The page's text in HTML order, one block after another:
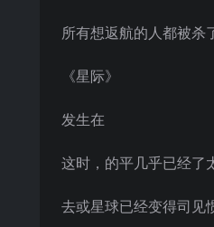
所有想返航的人都被杀
《星际》
发生在
这时，的平几乎已经了
去或星球已经变得司见